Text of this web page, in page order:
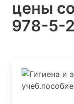
цены
978-5-